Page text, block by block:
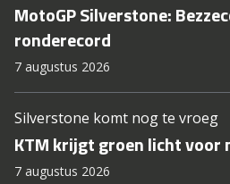
MotoGP Silverstone:
ronderecord
7 augustus 2026
Silverstone komt nog te vroeg
KTM krijgt groen licht
7 augustus 2026